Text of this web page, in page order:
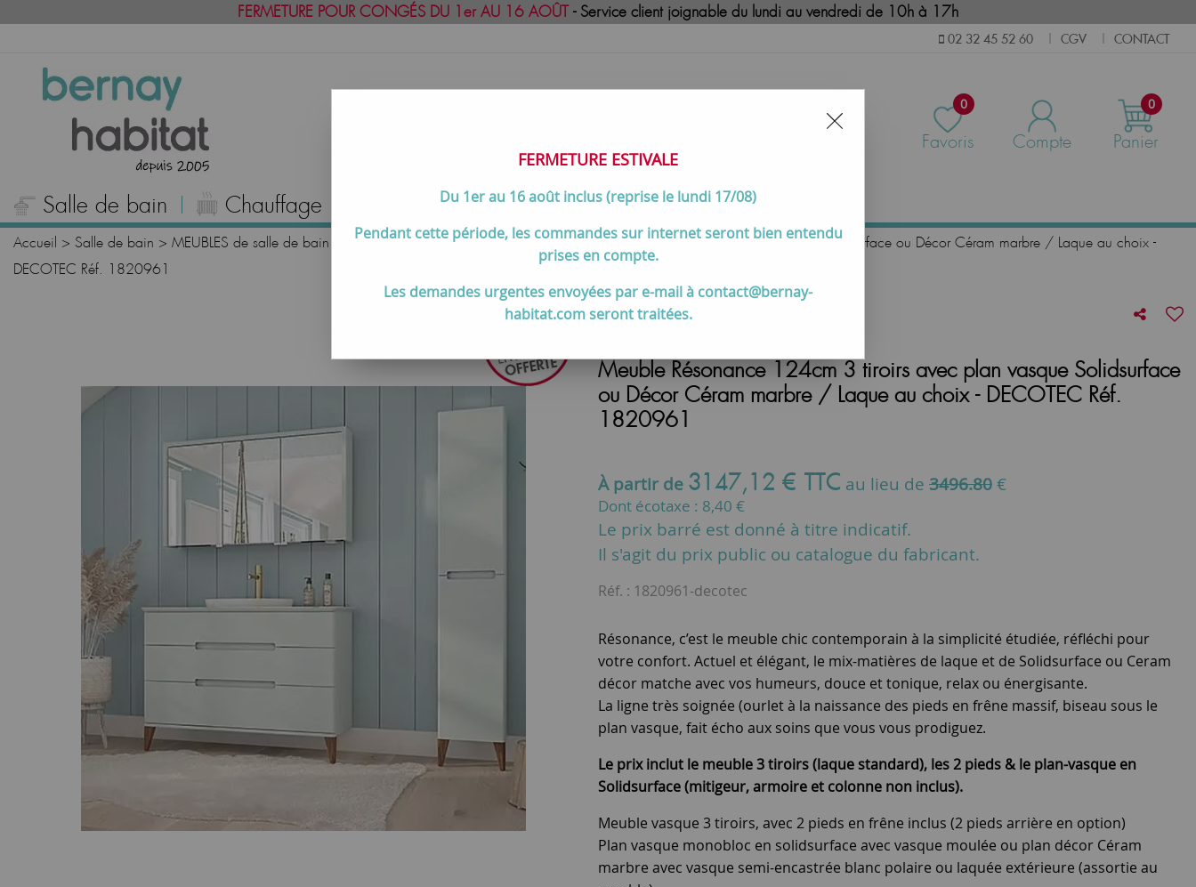
FERMETURE POUR CONGÉS DU 1er AU 16 AOÛT- Service client joignable du lundi au vendredi de 10h à 17h
02 32 45 52 60 CGV CONTACT
0
Favoris Compte
0
Panier
Salle de bain Chauffage Cuisson Meilleures ventes Contactez-nous
Accueil > Salle de bain > MEUBLES de salle de bain Meubles 120 cm et + >Meuble Résonance 124cm 3 tiroirs avec plan vasque Solidsurface ou Décor Céram marbre / Laque au choix -
DECOTEC Réf. 1820961
Meuble Résonance 124cm 3 tiroirs avec plan vasque Solidsurface
ou Décor Céram marbre / Laque au choix - DECOTEC Réf.
1820961
À partir de 3147,12 € TTC au lieu de 3496.80€
Dont écotaxe : 8,40 €
Le prix barré est donné à titre indicatif.
Il s'agit du prix public ou catalogue du fabricant.
Réf. : 1820961-decotec
Résonance, c’est le meuble chic contemporain à la simplicité étudiée, réfléchi pour
votre confort. Actuel et élégant, le mix-matières de laque et de Solidsurface ou Ceram
décor matche avec vos humeurs, douce et tonique, relax ou énergisante.
La ligne très soignée (ourlet à la naissance des pieds en frêne massif, biseau sous le
plan vasque, fait écho aux soins que vous vous prodiguez.
Le prix inclut le meuble 3 tiroirs (laque standard), les 2 pieds & le plan-vasque en
Solidsurface (mitigeur, armoire et colonne non inclus).
Meuble vasque 3 tiroirs, avec 2 pieds en frêne inclus (2 pieds arrière en option)
Plan vasque monobloc en solidsurface avec vasque moulée ou plan décor Céram
marbre avec vasque semi-encastrée blanc polaire ou laquée extérieure (assortie au
FERMETURE ESTIVALE
Du 1er au 16 août inclus (reprise le lundi 17/08)
Pendant cette période, les commandes sur internet seront bien entendu
prises en compte.
Les demandes urgentes envoyées par e-mail à contact@bernay-
habitat.com seront traitées.